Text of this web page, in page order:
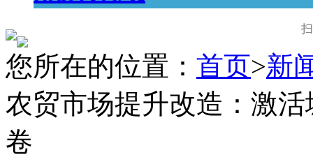
您所在的位置： 首页>新
农贸市场提升改造：激
卷